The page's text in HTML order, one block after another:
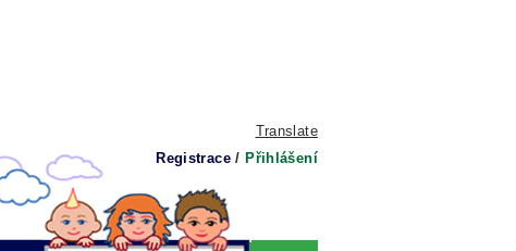
Translate
Registrace / Přihlášení